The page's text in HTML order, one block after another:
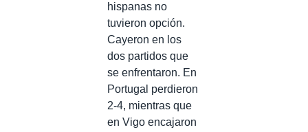
hispanas no
tuvieron opción.
Cayeron en los
dos partidos que
se enfrentaron. En
Portugal perdieron
2-4, mientras que
en Vigo encajaron